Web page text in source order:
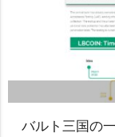
バルト三国の